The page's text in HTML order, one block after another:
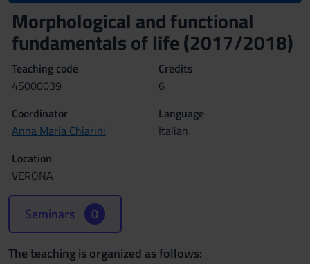
Morphological and functional
fundamentals of life (2017/2018)
Teaching code
4S000039
Credits
6
Coordinator
Anna Maria Chiarini
Language
Italian
Location
VERONA
Seminars 0
The teaching is organized as follows: